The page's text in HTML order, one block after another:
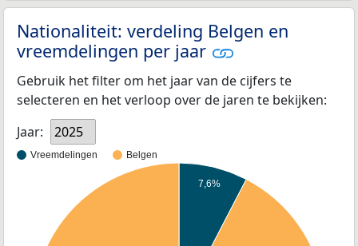
Nationaliteit: verdeling Belgen en
vreemdelingen per jaar
Gebruik het filter om het jaar van de cijfers te
selecteren en het verloop over de jaren te bekijken:
Jaar:
2025
Vreemdelingen Belgen
7,6%